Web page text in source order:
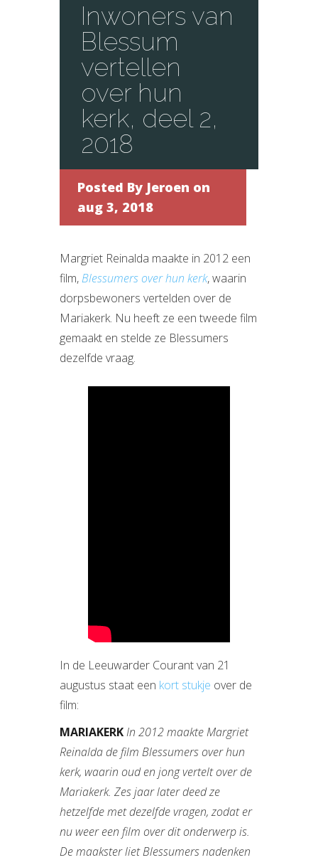
Inwoners van
Blessum
vertellen
over hun
kerk, deel 2,
2018
Posted By Jeroen on
aug 3, 2018
Margriet Reinalda maakte in 2012 een
film,Blessumers over hun kerk, waarin
dorpsbewoners vertelden over de
Mariakerk. Nu heeft ze een tweede film
gemaakt en stelde ze Blessumers
dezelfde vraag.
In de Leeuwarder Courant van 21
augustus staat een kort stukje over de
film:
MARIAKERKIn 2012 maakte Margriet
Reinalda de film Blessumers over hun
kerk, waarin oud en jong vertelt over de
Mariakerk. Zes jaar later deed ze
hetzelfde met dezelfde vragen, zodat er
nu weer een film over dit onderwerp is.
De maakster liet Blessumers nadenken